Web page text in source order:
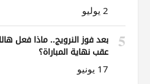
2 يوليو
5
بعد فوز النرويج.. ماذا فعل
عقب نهاية المباراة؟
17 يونيو